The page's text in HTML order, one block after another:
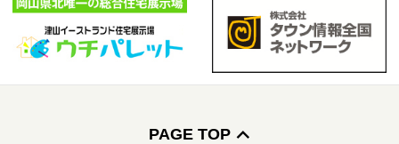
PAGE TOP